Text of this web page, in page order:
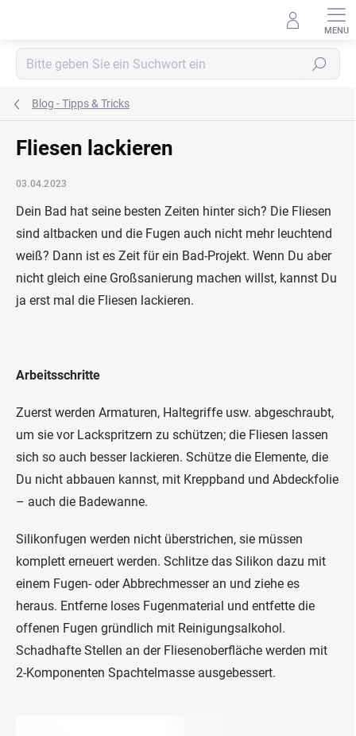
Suchen
Blog - Tipps & Tricks
Fliesen lackieren
03.04.2023
Dein Bad hat seine besten Zeiten hinter sich? Die Fliesen
sind altbacken und die Fugen auch nicht mehr leuchtend
weiß? Dann ist es Zeit für ein Bad-Projekt. Wenn Du aber
nicht gleich eine Großsanierung machen willst, kannst Du
ja erst mal die Fliesen lackieren.
Arbeitsschritte
Zuerst werden Armaturen, Haltegriffe usw. abgeschraubt,
um sie vor Lackspritzern zu schützen; die Fliesen lassen
sich so auch besser lackieren. Schütze die Elemente, die
Du nicht abbauen kannst, mit Kreppband und Abdeckfolie
– auch die Badewanne.
Silikonfugen werden nicht überstrichen, sie müssen
komplett erneuert werden. Schlitze das Silikon dazu mit
einem Fugen- oder Abbrechmesser an und ziehe es
heraus. Entferne loses Fugenmaterial und entfette die
offenen Fugen gründlich mit Reinigungsalkohol.
Schadhafte Stellen an der Fliesenoberfläche werden mit
2-Komponenten Spachtelmasse ausgebessert.